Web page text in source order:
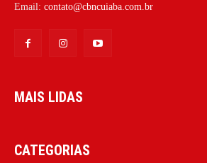
Email: contato@cbncuiaba.com.br
MAIS LIDAS
CATEGORIAS